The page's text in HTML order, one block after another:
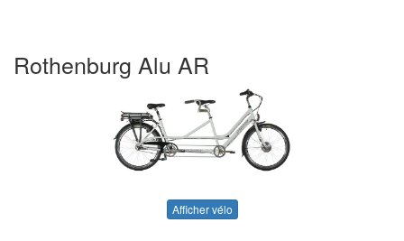
Rothenburg Alu AR
Afficher vélo